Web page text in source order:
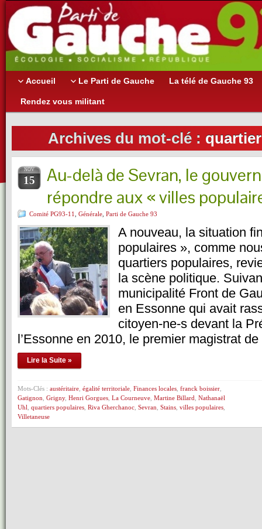
Accueil Le Parti de Gauche La télé de Gauche 93
Rendez vous militant
Archives du mot-clé :
NOV
15
Au-delà de Sevran, le
répondre aux « villes
Comité PG93-11 Générale Parti de Gauche 93
A nouveau, la situation
populaires », comme
quartiers populaires,
la scène politique.
municipalité Front de
en Essonne qui avait
citoyen-ne-s devant la
l’Essonne en 2010, le premier magistrat
Lire la Suite »
Mots-Clés : austéritaire égalité territoriale Finances locales franck boissier
Gatignon Grigny, Henri Gorgues La Courneuve Martine Billard Nathanaël
Uhl quartiers populaires Riva Gherchanoc Sevran Stains villes populaires
Villetaneuse